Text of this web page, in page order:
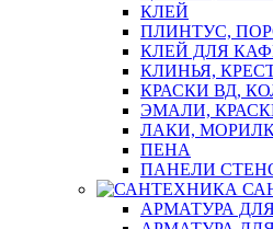
КЛЕЙ
ПЛИНТУС,
КЛЕЙ ДЛЯ
КЛИНЬЯ,
КРАСКИ ВД,
ЭМАЛИ,
ЛАКИ,
ПЕНА
ПАНЕЛИ
АРМАТУРА